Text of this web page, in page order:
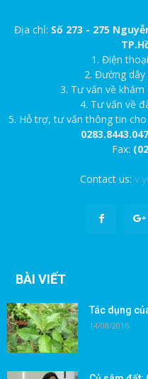
Địa chỉ: Số 273 - 275
1. Điện
2. Đường dây
3. Tư vấn về khám
4. Tư vấn về
5. Hỗ trợ, tư vấn thông tin
Fax:
Contact us:
BÀI VIẾT
Tác dụng
14/08/2016